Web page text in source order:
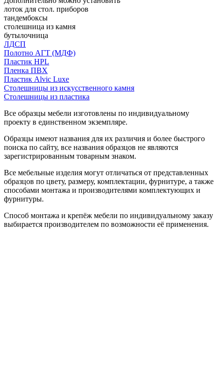
лоток для стол. приборов
тандембоксы
столешница из камня
бутылочница
ЛДСП
Полотно АГТ (МДФ)
Пластик HPL
Пленка ПВХ
Пластик Alvic Luxe
Столешницы из искусственного камня
Столешницы из пластика
Все образцы мебели изготовлены по индивидуальному
проекту в единственном экземпляре.
Образцы имеют названия для их различия и более быстрого
поиска по сайту, все названия образцов не являются
зарегистрированным товарным знаком.
Все мебельные изделия могут отличаться от представленных
образцов по цвету, размеру, комплектации, фурнитуре, а также
способами монтажа и производителями комплектующих и
фурнитуры.
Способ монтажа и крепёж мебели по индивидуальному заказу
выбирается производителем по возможности её применения.